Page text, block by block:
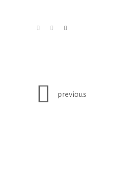
previous